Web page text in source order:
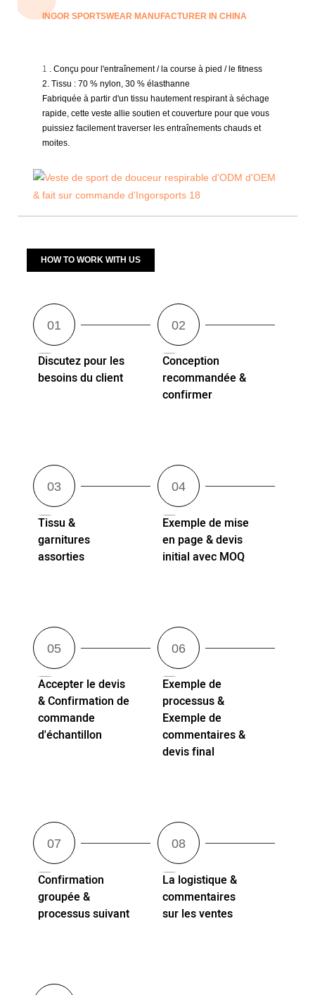
INGOR SPORTSWEAR MANUFACTURER IN CHINA
1
. Conçu pour l'entraînement / la course à pied / le fitness
2. Tissu : 70 % nylon, 30 % élasthanne
Fabriquée à partir d'un tissu hautement respirant à séchage
rapide, cette veste allie soutien et couverture pour que vous
puissiez facilement traverser les entraînements chauds et
moites.
HOW TO WORK WITH US
Discutez pour les
besoins du client
Conception
recommandée &
confirmer
Tissu &
garnitures
assorties
Exemple de mise
en page & devis
initial avec MOQ
Accepter le devis
& Confirmation de
commande
d'échantillon
Exemple de
processus &
Exemple de
commentaires &
devis final
Confirmation
groupée &
processus suivant
La logistique &
commentaires
sur les ventes